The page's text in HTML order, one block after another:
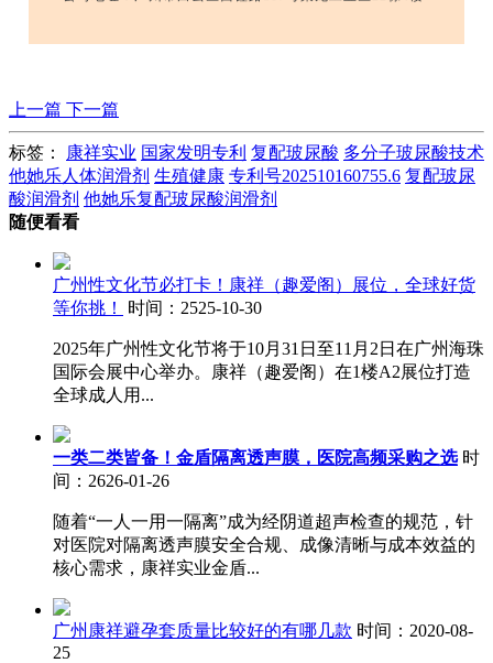
上一篇 下一篇
标签： 康祥实业 国家发明专利 复配玻尿酸 多分子玻尿酸技术
他她乐人体润滑剂 生殖健康 专利号202510160755.6 复配玻尿
酸润滑剂 他她乐复配玻尿酸润滑剂
随便看看
广州性文化节必打卡！康祥（趣爱阁）展位，全球好货
等你挑！
时间：2525-10-30
2025年广州性文化节将于10月31日至11月2日在广州海珠
国际会展中心举办。康祥（趣爱阁）在1楼A2展位打造
全球成人用...
一类二类皆备！金盾隔离透声膜，医院高频采购之选 时
间：2626-01-26
随着“一人一用一隔离”成为经阴道超声检查的规范，针
对医院对隔离透声膜安全合规、成像清晰与成本效益的
核心需求，康祥实业金盾...
广州康祥避孕套质量比较好的有哪几款 时间：2020-08-
25